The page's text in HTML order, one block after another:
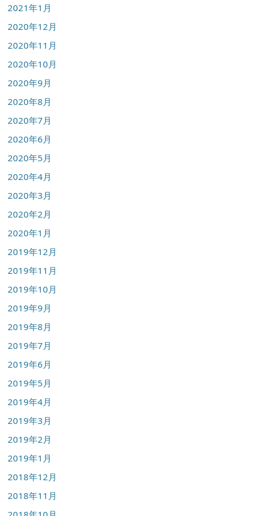
2021年1月
2020年12月
2020年11月
2020年10月
2020年9月
2020年8月
2020年7月
2020年6月
2020年5月
2020年4月
2020年3月
2020年2月
2020年1月
2019年12月
2019年11月
2019年10月
2019年9月
2019年8月
2019年7月
2019年6月
2019年5月
2019年4月
2019年3月
2019年2月
2019年1月
2018年12月
2018年11月